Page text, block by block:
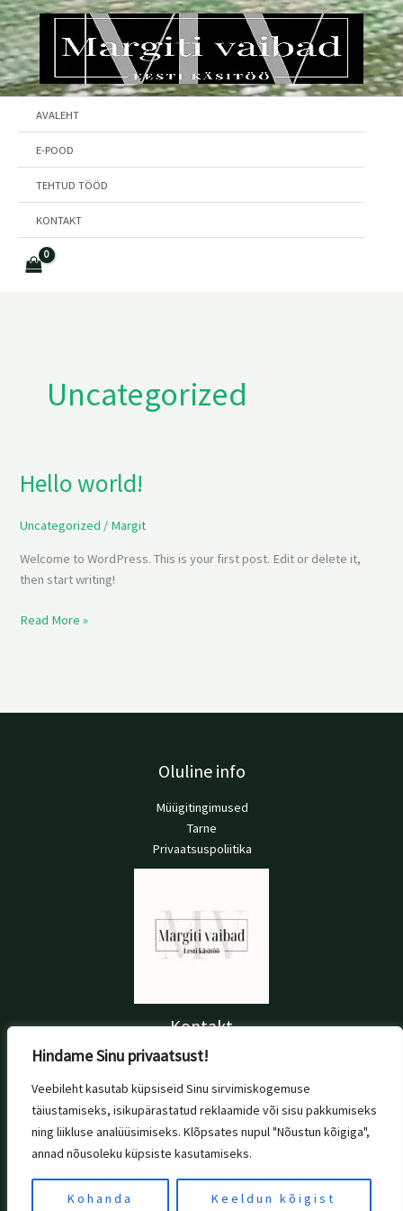
Hindame Sinu privaatsust!
Veebileht kasutab küpsiseid Sinu sirvimiskogemuse
täiustamiseks, isikupärastatud reklaamide või sisu pakkumiseks
ning liikluse analüüsimiseks. Klõpsates nupul "Nõustun kõigiga",
annad nõusoleku küpsiste kasutamiseks.
Kohanda Keeldun kõigist
Skip
to
content
AVALEHT
E-POOD
TEHTUD TÖÖD
KONTAKT
Uncategorized
Hello world!
Uncategorized / Margit
Welcome to WordPress. This is your first post. Edit or delete it,
then start writing!
Hello
world!
Read More »
Oluline info
Müügitingimused
Tarne
Privaatsuspoliitika
Kontakt
+372 56 697 076
info@margitivaibad.ee
Tallinn, Estonia
Copyright © 2026 Margiti vaibad | Powered by Margiti vaibad